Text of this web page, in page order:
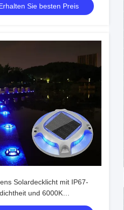
Sie besten Preis
Solardecklicht mit IP67-
und 6000K
für den